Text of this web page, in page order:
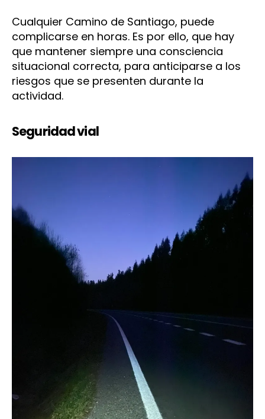
Cualquier Camino de Santiago, puede
complicarse en horas. Es por ello, que hay
que mantener siempre una consciencia
situacional correcta, para anticiparse a los
riesgos que se presenten durante la
actividad.
Seguridad vial